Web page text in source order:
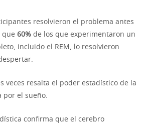
resolvieron el problema antes
que 60% de los que experimentaron un
incluido el REM, lo resolvieron
veces resalta el poder estadístico de la
por el sueño.
confirma que el cerebro